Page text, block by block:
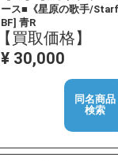
ース■《星原の歌手/
BF] 青R
【買取価格】
¥ 30,000
同名商品
検索